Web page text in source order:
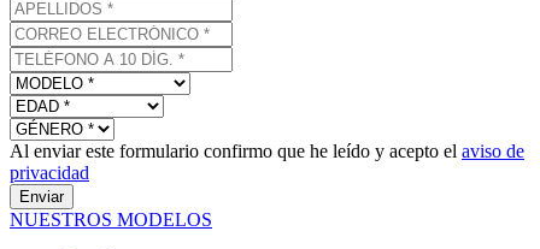
Al enviar este formulario confirmo que he leído y acepto el aviso de
privacidad
Enviar
NUESTROS MODELOS